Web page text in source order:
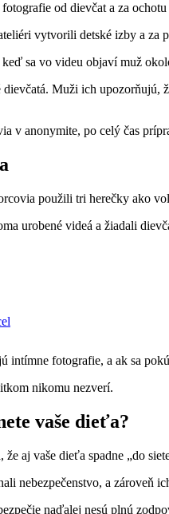
od dievčat a za
vytvorili detské izby a za
sa vo videu objaví muž
Muži ich upozorňujú,
v anonymite, po celý čas
použili tri herečky ako
urobené videá a žiadali
intímne fotografie, a ak sa
nikomu nezverí.
vaše dieťa?
aj vaše dieťa spadne „do
nebezpečenstvo, a zároveň
naďalej nesú plnú